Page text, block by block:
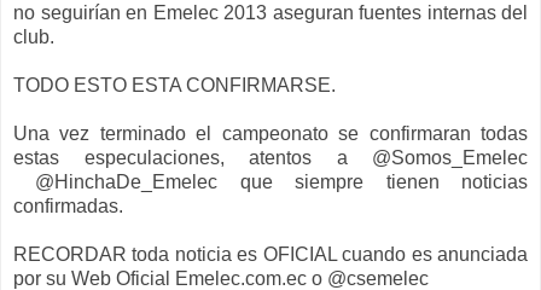
no seguirían en Emelec 2013 aseguran fuentes internas del
club.
TODO ESTO ESTA CONFIRMARSE.
Una vez terminado el campeonato se confirmaran todas
estas especulaciones, atentos a @Somos_Emelec
@HinchaDe_Emelec que siempre tienen noticias
confirmadas.
RECORDAR toda noticia es OFICIAL cuando es anunciada
por su Web Oficial Emelec.com.ec o @csemelec